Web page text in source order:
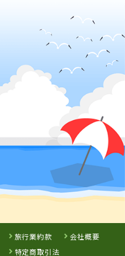
予 約
ール
旅行業約款
会社概要
特定商取引法